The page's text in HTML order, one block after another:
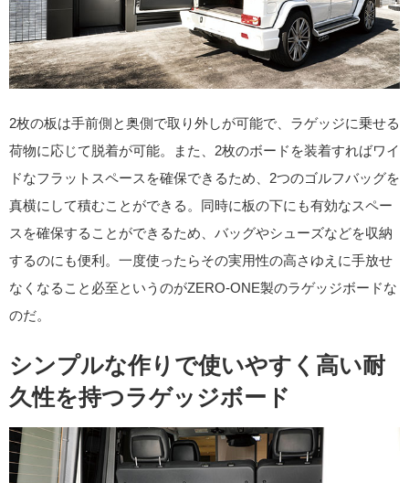
2枚の板は手前側と奥側で取り外しが可能で、ラゲッジに乗せる
荷物に応じて脱着が可能。また、2枚のボードを装着すればワイ
ドなフラットスペースを確保できるため、2つのゴルフバッグを
真横にして積むことができる。同時に板の下にも有効なスペー
スを確保することができるため、バッグやシューズなどを収納
するのにも便利。一度使ったらその実用性の高さゆえに手放せ
なくなること必至というのがZERO-ONE製のラゲッジボードな
のだ。
シンプルな作りで使いやすく高い耐
久性を持つラゲッジボード